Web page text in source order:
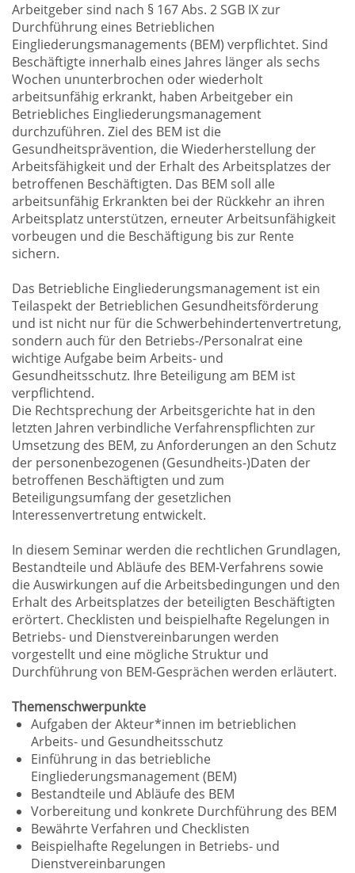
Arbeitgeber sind nach § 167 Abs. 2 SGB IX zur
Durchführung eines Betrieblichen
Eingliederungsmanagements (BEM) verpflichtet. Sind
Beschäftigte innerhalb eines Jahres länger als sechs
Wochen ununterbrochen oder wiederholt
arbeitsunfähig erkrankt, haben Arbeitgeber ein
Betriebliches Eingliederungsmanagement
durchzuführen. Ziel des BEM ist die
Gesundheitsprävention, die Wiederherstellung der
Arbeitsfähigkeit und der Erhalt des Arbeitsplatzes der
betroffenen Beschäftigten. Das BEM soll alle
arbeitsunfähig Erkrankten bei der Rückkehr an ihren
Arbeitsplatz unterstützen, erneuter Arbeitsunfähigkeit
vorbeugen und die Beschäftigung bis zur Rente
sichern.
Das Betriebliche Eingliederungsmanagement ist ein
Teilaspekt der Betrieblichen Gesundheitsförderung
und ist nicht nur für die Schwerbehindertenvertretung,
sondern auch für den Betriebs-/Personalrat eine
wichtige Aufgabe beim Arbeits- und
Gesundheitsschutz. Ihre Beteiligung am BEM ist
verpflichtend.
Die Rechtsprechung der Arbeitsgerichte hat in den
letzten Jahren verbindliche Verfahrenspflichten zur
Umsetzung des BEM, zu Anforderungen an den Schutz
der personenbezogenen (Gesundheits-)Daten der
betroffenen Beschäftigten und zum
Beteiligungsumfang der gesetzlichen
Interessenvertretung entwickelt.
In diesem Seminar werden die rechtlichen Grundlagen,
Bestandteile und Abläufe des BEM-Verfahrens sowie
die Auswirkungen auf die Arbeitsbedingungen und den
Erhalt des Arbeitsplatzes der beteiligten Beschäftigten
erörtert. Checklisten und beispielhafte Regelungen in
Betriebs- und Dienstvereinbarungen werden
vorgestellt und eine mögliche Struktur und
Durchführung von BEM-Gesprächen werden erläutert.
Themenschwerpunkte
Aufgaben der Akteur*innen im betrieblichen
Arbeits- und Gesundheitsschutz
Einführung in das betriebliche
Eingliederungsmanagement (BEM)
Bestandteile und Abläufe des BEM
Vorbereitung und konkrete Durchführung des BEM
Bewährte Verfahren und Checklisten
Beispielhafte Regelungen in Betriebs- und
Dienstvereinbarungen